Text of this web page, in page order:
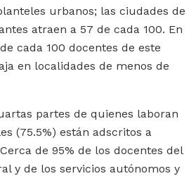
urbanos; las ciudades de
atraen a 57 de cada 100. En
cada 100 docentes de este
en localidades de menos de
partes de quienes laboran
(75.5%) están adscritos a
de 95% de los docentes del
y de los servicios autónomos y